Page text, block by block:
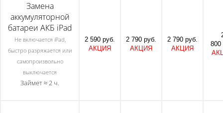
Замена
аккумуляторной
батареи АКБ iPad
Не включается iPad,
быстро разряжается или
самопроизвольно
выключается
Займет ≈ 2 ч.
2 590 руб.
АКЦИЯ
2 790 руб.
АКЦИЯ
2 790 руб.
АКЦИЯ
800